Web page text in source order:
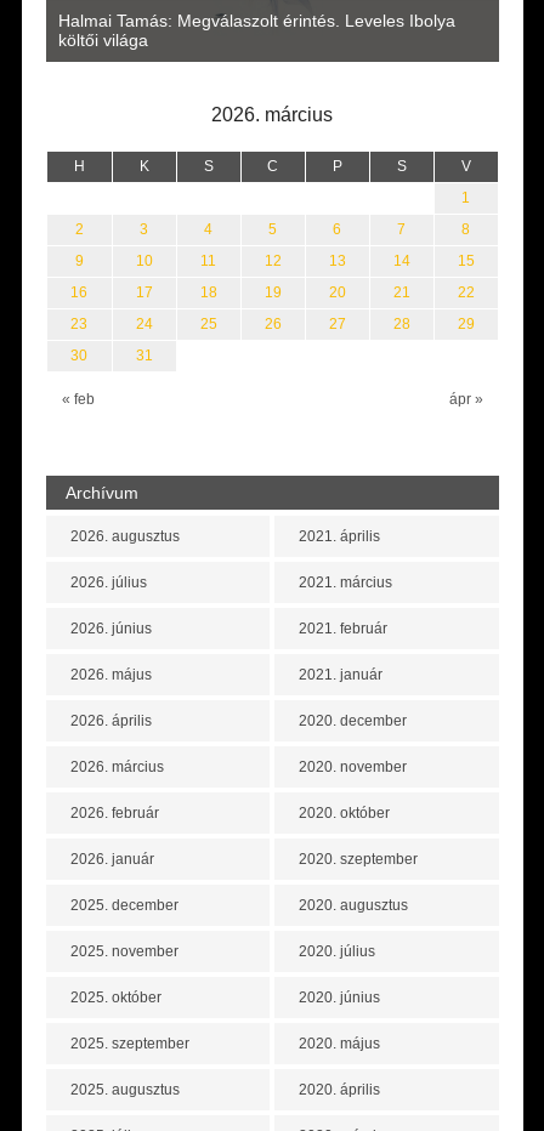
Halmai Tamás: Megválaszolt érintés. Leveles Ibolya
költői világa
2026. március
H K S C P S V
« feb ápr »
1
2
3 4 5 6 7
8
9
10 11 12 13 14
15
16
17 18 19 20 21
22
23
24 25 26 27 28
29
30
31
Archívum
2026. augusztus
2026. július
2026. június
2026. május
2026. április
2026. március
2026. február
2026. január
2025. december
2025. november
2025. október
2025. szeptember
2025. augusztus
2021. április
2021. március
2021. február
2021. január
2020. december
2020. november
2020. október
2020. szeptember
2020. augusztus
2020. július
2020. június
2020. május
2020. április